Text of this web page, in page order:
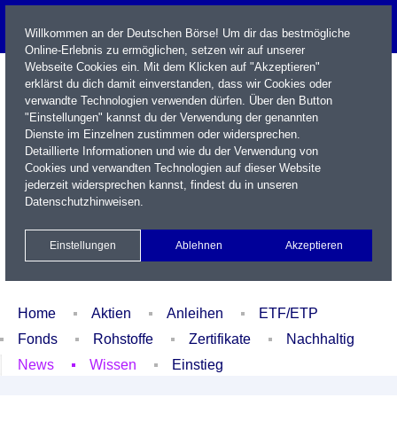
Name / WKN / ISIN / Kürzel
Xetra Realtime
Watchlist Portfolio Login
Home Aktien Anleihen
ETF/ETP
Fonds
Rohstoffe Zertifikate
Nachhaltig
News
Wissen Einstieg
Willkommen an der Deutschen Börse! Um dir das bestmögliche
Online-Erlebnis zu ermöglichen, setzen wir auf unserer
Webseite Cookies ein. Mit dem Klicken auf "Akzeptieren"
erklärst du dich damit einverstanden, dass wir Cookies oder
verwandte Technologien verwenden dürfen. Über den Button
"Einstellungen" kannst du der Verwendung der genannten
Dienste im Einzelnen zustimmen oder widersprechen.
Detaillierte Informationen und wie du der Verwendung von
Cookies und verwandten Technologien auf dieser Website
jederzeit widersprechen kannst, findest du in unseren
Datenschutzhinweisen.
Einstellungen Ablehnen Akzeptieren